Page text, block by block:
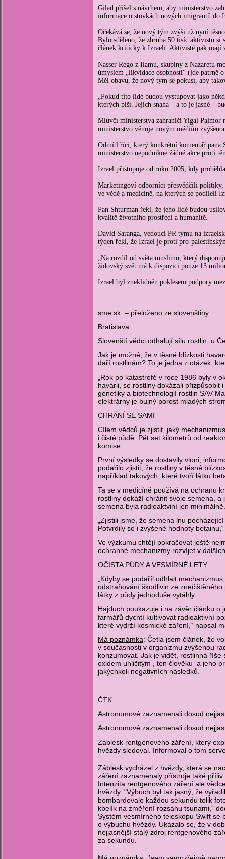
Gilad přišel s návrhem, aby ministerstvo
informace o stovkách nových imigrantů do
Očekává se, že nový tým zvýši už nyní
Bylo sděleno, že zhruba 50 tisíc aktivistů
článek kriticky k Izraeli. Aktivisté pak mají
Nasser Rego z Ilamu, skupiny z Nazaretu
úmyslem „likvidace osobnosti“ (jde patrně
Měl obavu, že nový tým se pokusí, aby
„Pokud tito lidé budou vystupovat jako
kterých píší. Jejich snaha – a to je jasné –
Mluvčí ministerstva zahraničí Yigal Palmor
ministerstvo věnuje novým médiím
Odmítl říci, který konkrétní komentář pana
ministerstvo nepodnikne žádné akce proti
Izrael přistupuje od roku 2005, kdy
Marketingoví odborníci přesvědčili politiky,
ve vědě a medicině, na kterých se podíleli
Pan Shturman řekl, že jeho lidé budou
kvalitě životního prostředí a humanitě.
David Saranga, vedoucí PR týmu na
týden řekl, že Izrael je proti pro-
„Na rozdíl od světa muslimů, který
židovský svět má k dispozici pouze 13
Izrael byl zneklidněn poklesem podpory
sme.sk – přeloženo ze slovenštiny
Bratislava
Slovenští vědci odhalují sílu rostlin u
Jak je možné, že v těsné blízkosti
daří rostlinám? To je jedna z otázek,
„Rok po katastrofě v roce 1986 byly v
havárii, se rostliny dokázali přizpůsobit
genetiky a biotechnologií rostlin SAV
elektrárny je bujný porost mladých
CHRÁNÍ SE SAMI
Cílem vědců je zjistit, jaký
i čisté půdě. Pět set kilometrů od
komise.
První výsledky se dostavily vloni,
podařilo zjistit, že rostliny v těsné
například takových, které tvoří látku
Ta se v medicíně používá na ochranu
rostliny dokáží chránit svoje semena,
semena byla radioaktviní jen
„Zjistili jsme, že semena lnu
Potvrdily se i zvýšené hodnoty
Ve výzkumu chtějí pokračovat ještě
ochranné mechanizmy rozvíjet v
OČISTA PŮDY A VESMÍRNÉ LETY
„Kdyby se podaříl odhlait
odstraňování škodlivin ze
látky z půdy jednoduše vytáhly.
Hajduch poukazuje i na závěr článku o
farmářů dychtí kultivovat radioaktivní
které vydrží kosmické záření,“ napsal
Má poznámka: Četla jsem článek, že
v současnosti v organizmu zvýšenou
konzumovat. Jak je vidět, rostlinná
oxidem uhličitým , ten člověku a jeho
jakýchkoli negativních následků.
ČTK
Astronomové zaznamenali dosud
Astronomové zaznamenali dosud
Záblesk rentgenového záření, který
hvězdy sledoval. Informoval o tom
Záblesk vycházel z hvězdy, která se
záření zaznamenaly přístroje také
Intenzita rentgenového záření ale
hvězdy. "Výbuch byl tak jasný, že
bombardovalo každou sekundu tolik
kbelík na změření rozsahu tsunami,"
Systém vesmírného teleskopu Swift se
o výbuchu hvězdy. Ukázalo se, že v
nejjasnější stálý zdroj rentgenového
za sekundu.